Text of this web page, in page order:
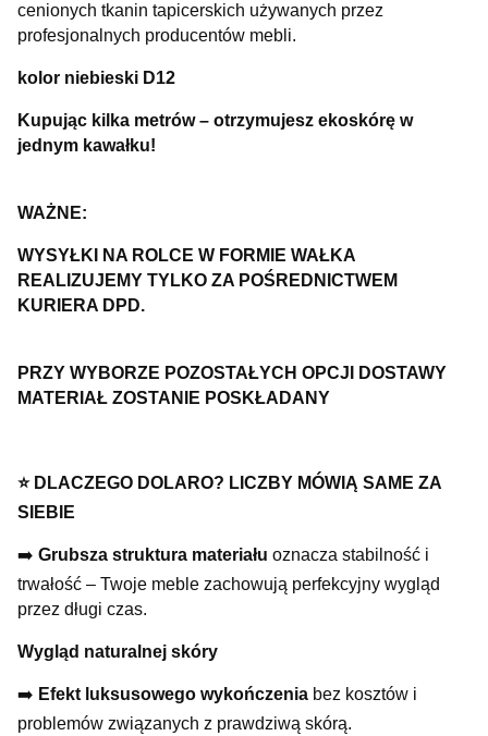
cenionych tkanin tapicerskich używanych przez
profesjonalnych producentów mebli.
kolor niebieski D12
Kupując kilka metrów – otrzymujesz ekoskórę w
jednym kawałku!
WAŻNE:
WYSYŁKI NA ROLCE W FORMIE WAŁKA
REALIZUJEMY TYLKO ZA POŚREDNICTWEM
KURIERA DPD.
PRZY WYBORZE POZOSTAŁYCH OPCJI DOSTAWY
MATERIAŁ ZOSTANIE POSKŁADANY
⭐ DLACZEGO DOLARO? LICZBY MÓWIĄ SAME ZA
SIEBIE
➡️ Grubsza struktura materiału oznacza stabilność i
trwałość – Twoje meble zachowują perfekcyjny wygląd
przez długi czas.
Wygląd naturalnej skóry
➡️ Efekt luksusowego wykończenia bez kosztów i
problemów związanych z prawdziwą skórą.